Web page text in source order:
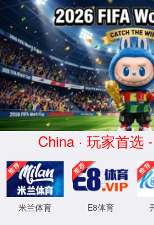
系统提示
404: 您访问的页面不存在。